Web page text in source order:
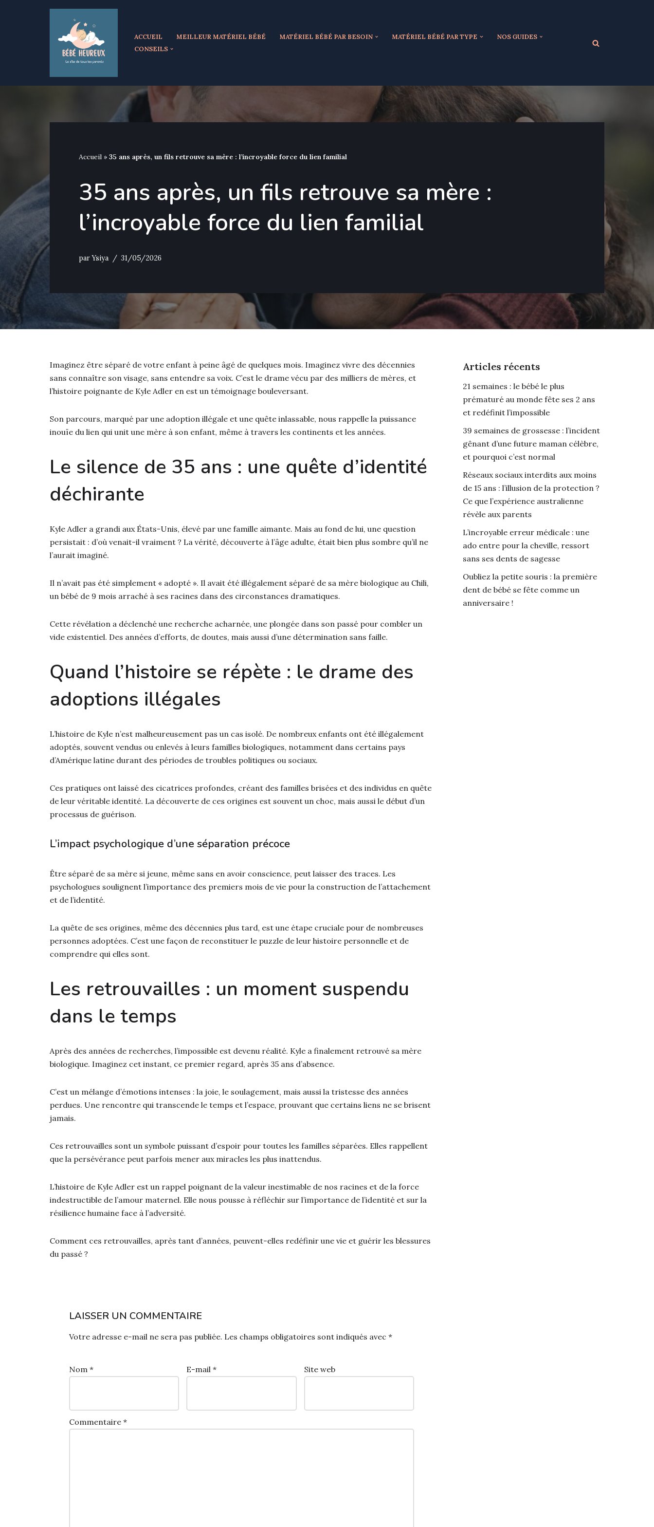
ACCUEIL MEILLEUR MATÉRIEL BÉBÉ MATÉRIEL BÉBÉ PAR BESOIN MATÉRIEL BÉBÉ PAR TYPE
NOS GUIDES
CONSEILS
Accueil » 35 ans après, un fils retrouve sa mère : l’incroyable force du lien familial
35 ans après, un fils retrouve sa mère :
l’incroyable force du lien familial
parYsiya 31/05/2026
Imaginez être séparé de votre enfant à peine âgé de quelques mois. Imaginez vivre des décennies
sans connaître son visage, sans entendre sa voix. C’est le drame vécu par des milliers de mères, et
l’histoire poignante de Kyle Adler en est un témoignage bouleversant.
Son parcours, marqué par une adoption illégale et une quête inlassable, nous rappelle la puissance
inouïe du lien qui unit une mère à son enfant, même à travers les continents et les années.
Le silence de 35 ans : une quête d’identité
déchirante
Kyle Adler a grandi aux États-Unis, élevé par une famille aimante. Mais au fond de lui, une question
persistait : d’où venait-il vraiment ? La vérité, découverte à l’âge adulte, était bien plus sombre qu’il ne
l’aurait imaginé.
Il n’avait pas été simplement « adopté ». Il avait été illégalement séparé de sa mère biologique au Chili,
un bébé de 9 mois arraché à ses racines dans des circonstances dramatiques.
Cette révélation a déclenché une recherche acharnée, une plongée dans son passé pour combler un
vide existentiel. Des années d’efforts, de doutes, mais aussi d’une détermination sans faille.
Quand l’histoire se répète : le drame des
adoptions illégales
L’histoire de Kyle n’est malheureusement pas un cas isolé. De nombreux enfants ont été illégalement
adoptés, souvent vendus ou enlevés à leurs familles biologiques, notamment dans certains pays
d’Amérique latine durant des périodes de troubles politiques ou sociaux.
Ces pratiques ont laissé des cicatrices profondes, créant des familles brisées et des individus en quête
de leur véritable identité. La découverte de ces origines est souvent un choc, mais aussi le début d’un
processus de guérison.
L’impact psychologique d’une séparation précoce
Être séparé de sa mère si jeune, même sans en avoir conscience, peut laisser des traces. Les
psychologues soulignent l’importance des premiers mois de vie pour la construction de l’attachement
et de l’identité.
La quête de ses origines, même des décennies plus tard, est une étape cruciale pour de nombreuses
personnes adoptées. C’est une façon de reconstituer le puzzle de leur histoire personnelle et de
comprendre qui elles sont.
Les retrouvailles : un moment suspendu
dans le temps
Après des années de recherches, l’impossible est devenu réalité. Kyle a finalement retrouvé sa mère
biologique. Imaginez cet instant, ce premier regard, après 35 ans d’absence.
C’est un mélange d’émotions intenses : la joie, le soulagement, mais aussi la tristesse des années
perdues. Une rencontre qui transcende le temps et l’espace, prouvant que certains liens ne se brisent
jamais.
Ces retrouvailles sont un symbole puissant d’espoir pour toutes les familles séparées. Elles rappellent
que la persévérance peut parfois mener aux miracles les plus inattendus.
L’histoire de Kyle Adler est un rappel poignant de la valeur inestimable de nos racines et de la force
indestructible de l’amour maternel. Elle nous pousse à réfléchir sur l’importance de l’identité et sur la
résilience humaine face à l’adversité.
Comment ces retrouvailles, après tant d’années, peuvent-elles redéfinir une vie et guérir les blessures
du passé ?
LAISSER UN COMMENTAIRE
Votre adresse e-mail ne sera pas publiée. Les champs obligatoires sont indiqués avec *
Nom * E-mail* Site web
Commentaire *
Articles récents
21 semaines : le bébé le plus
prématuré au monde fête ses 2 ans
et redéfinit l’impossible
39 semaines de grossesse : l’incident
gênant d’une future maman célèbre,
et pourquoi c’est normal
Réseaux sociaux interdits aux moins
de 15 ans : l’illusion de la protection ?
Ce que l’expérience australienne
révèle aux parents
L’incroyable erreur médicale : une
ado entre pour la cheville, ressort
sans ses dents de sagesse
Oubliez la petite souris : la première
dent de bébé se fête comme un
anniversaire !